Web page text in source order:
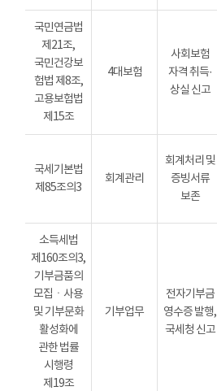
국민연금법
제21조,
국민건강보
험법 제8조,
고용보험법
제15조
4대보험
사회보험
자격 취득·
상실 신고
국세기본법
제85조의3
회계관리
회계처리 및
증빙서류
보존
소득세법
제160조의3,
기부금품의
모집ㆍ사용
및 기부문화
활성화에
관한 법률
시행령
제19조
기부업무
전자기부금
영수증 발행,
국세청 신고